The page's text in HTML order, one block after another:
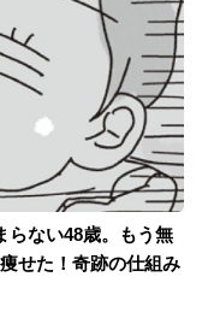
らない48歳。もう無
せた！奇跡の仕組み